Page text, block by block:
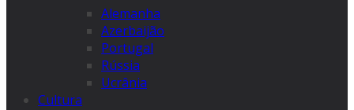
Alemanha
Azerbaijão
Portugal
Rússia
Ucrânia
Cultura